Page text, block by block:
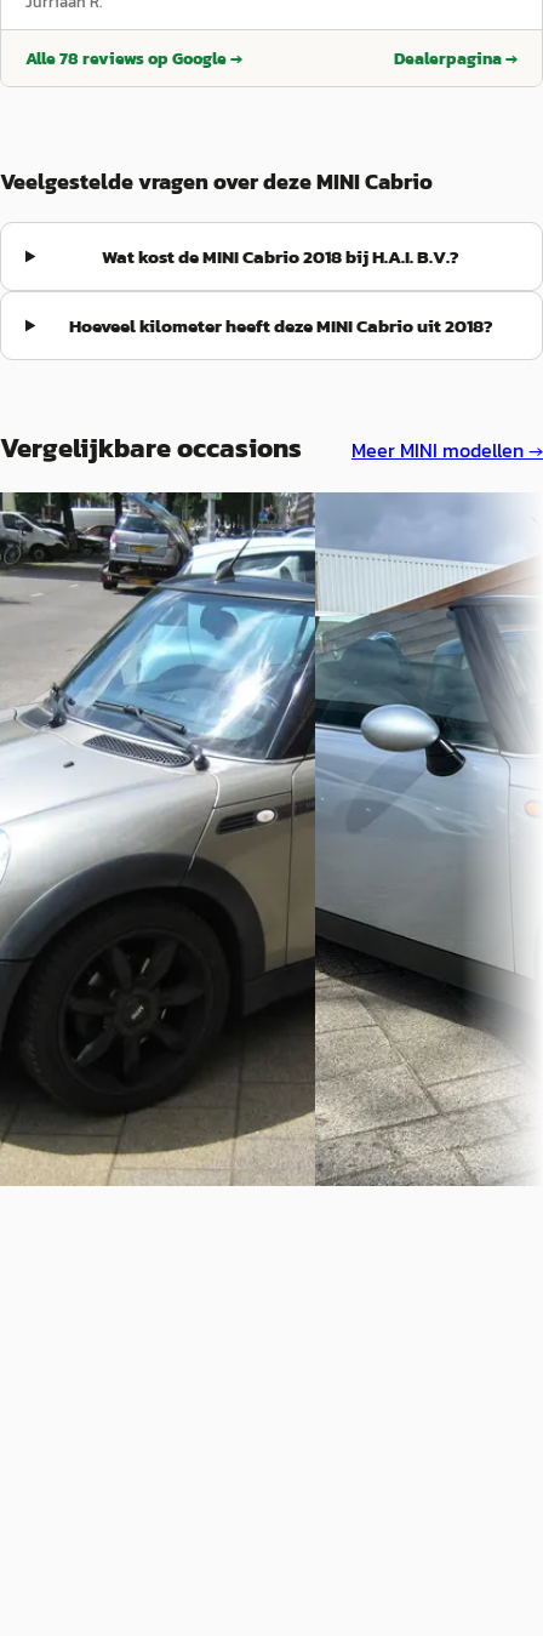
Alle78reviews op Google → Dealerpagina →
Veelgestelde vragen over deze MINI Cabrio
Wat kost de MINI Cabrio 2018 bij H.A.I. B.V.?
Hoeveel kilometer heeft deze MINI Cabrio uit 2018?
Vergelijkbare occasions Meer MINI modellen →
MINI Cabrio·2008
1.6 One
€ 3.950
v.a. € 84/mnd
Scherp geprijsd
2008 · 221.161 km · Benzine ·
Handgeschakeld
Bosland Cars· Rotterdam
Bekijk aanbieding →
Vergelijk
1.6 Cooper Pepper zeer
€ 3.650
v.a. € 77/mnd
Scherp geprijsd
2008 · 146.930 km ·
Handgeschakeld
evertvandentop.nl· Ede
Vergelijk